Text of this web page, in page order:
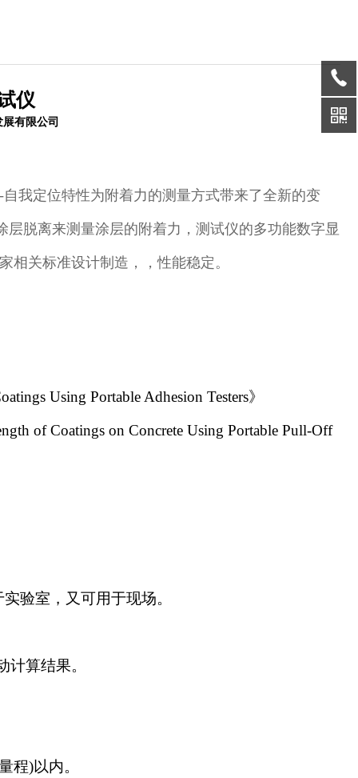
仪
有限公司
我定位特性为附着力的测量方式带来了全新的变
脱离来测量涂层的附着力，测试仪的多功能数字显
相关标准设计制造，，性能稳定。
Using Portable Adhesion Testers》
of Coatings on Concrete Using Portable Pull-Off
验室，又可用于现场。
算结果。
程)以内。